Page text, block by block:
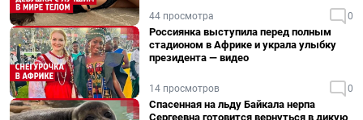
44 просмотра 0
Россиянка выступила перед полным
стадионом в Африке и украла улыбку
президента — видео
14 просмотров 0
Спасенная на льду Байкала нерпа
Сергеевна готовится вернуться в дикую